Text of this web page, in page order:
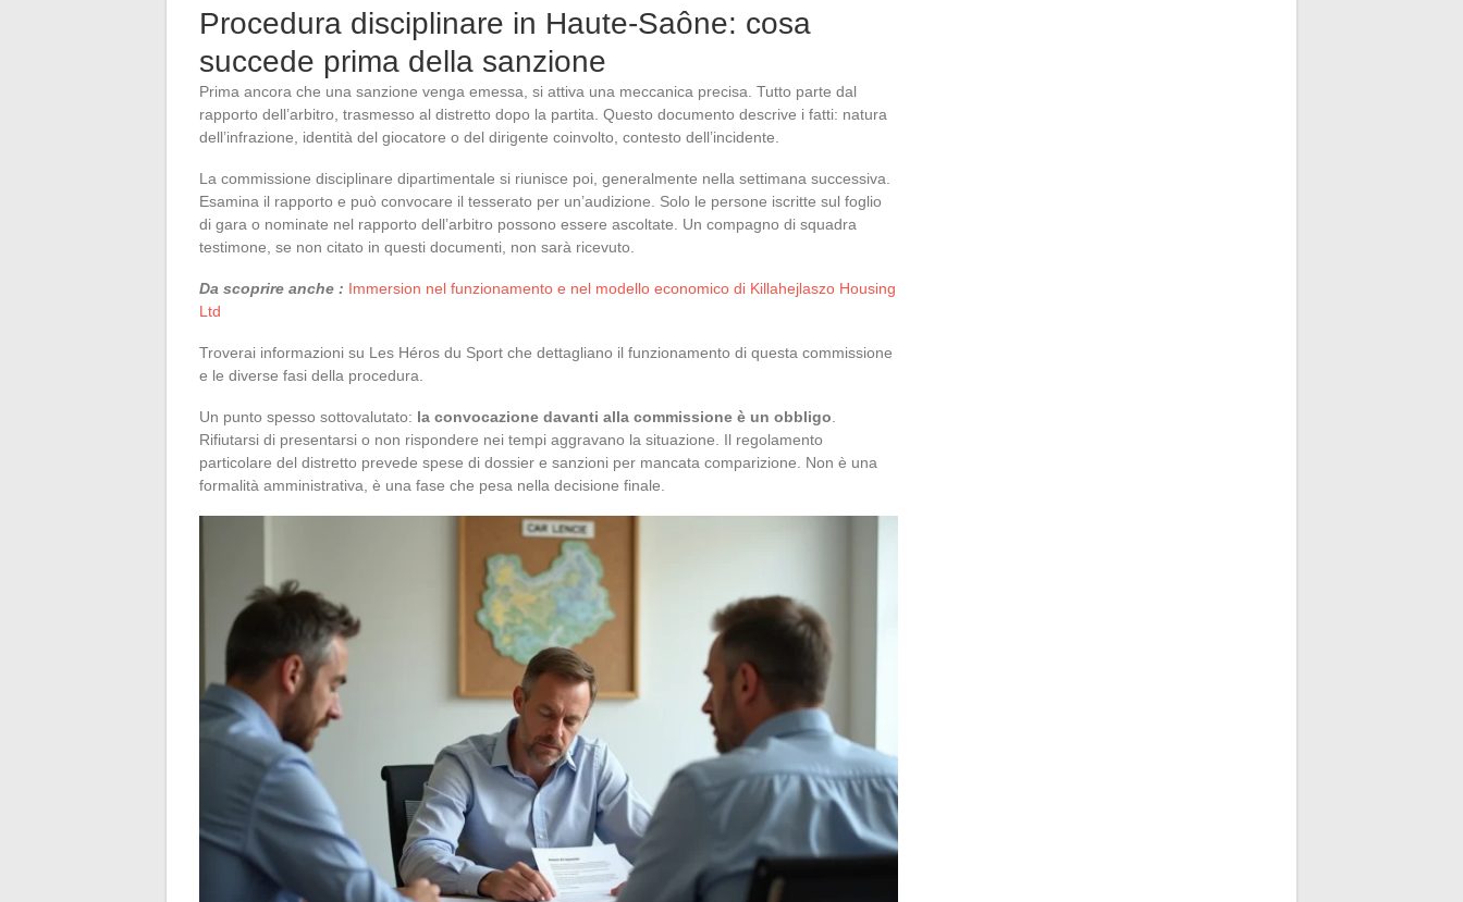
Procedura disciplinare in Haute-Saône: cosa
succede prima della sanzione
Prima ancora che una sanzione venga emessa, si attiva una meccanica precisa. Tutto parte dal
rapporto dell’arbitro, trasmesso al distretto dopo la partita. Questo documento descrive i fatti: natura
dell’infrazione, identità del giocatore o del dirigente coinvolto, contesto dell’incidente.
La commissione disciplinare dipartimentale si riunisce poi, generalmente nella settimana successiva.
Esamina il rapporto e può convocare il tesserato per un’audizione. Solo le persone iscritte sul foglio
di gara o nominate nel rapporto dell’arbitro possono essere ascoltate. Un compagno di squadra
testimone, se non citato in questi documenti, non sarà ricevuto.
Da scoprire anche : Immersion nel funzionamento e nel modello economico di Killahejlaszo Housing
Ltd
Troverai informazioni su Les Héros du Sport che dettagliano il funzionamento di questa commissione
e le diverse fasi della procedura.
Un punto spesso sottovalutato: la convocazione davanti alla commissione è un obbligo
Rifiutarsi di presentarsi o non rispondere nei tempi aggravano la situazione. Il regolamento
particolare del distretto prevede spese di dossier e sanzioni per mancata comparizione. Non è una
formalità amministrativa, è una fase che pesa nella decisione finale.